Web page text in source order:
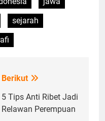
sejarah
Berikut
5 Tips Anti Ribet Jadi
Relawan Perempuan